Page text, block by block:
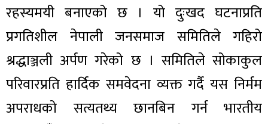
रहस्यमयी बनाएको छ । यो दुःखद घटनाप्रति
प्रगतिशील नेपाली जनसमाज समितिले गहिरो
श्रद्धाञ्जली अर्पण गरेको छ । समितिले सोकाकुल
परिवारप्रति हार्दिक समवेदना व्यक्त गर्दै यस निर्मम
अपराधको सत्यतथ्य छानबिन गर्न भारतीय